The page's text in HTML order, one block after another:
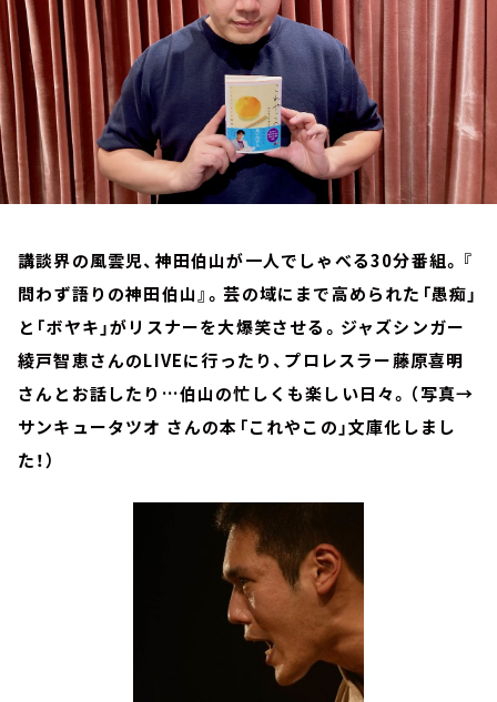
講談界の風雲児、神田伯山が一人でしゃべる30分番組。『
問わず語りの神田伯山』。芸の域にまで高められた「愚痴」
と「ボヤキ」がリスナーを大爆笑させる。ジャズシンガー
綾戸智恵さんのLIVEに行ったり、プロレスラー藤原喜明
さんとお話したり…伯山の忙しくも楽しい日々。（写真→
サンキュータツオ さんの本「これやこの」文庫化しまし
た！）